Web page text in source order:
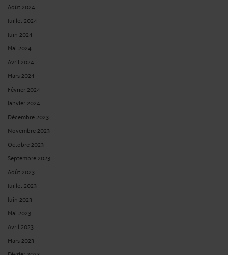
Août 2024
Juillet 2024
Juin 2024
Mai 2024
Avril 2024
Mars 2024
Février 2024
Janvier 2024
Décembre 2023
Novembre 2023
Octobre 2023
Septembre 2023
Août 2023
Juillet 2023
Juin 2023
Mai 2023
Avril 2023
Mars 2023